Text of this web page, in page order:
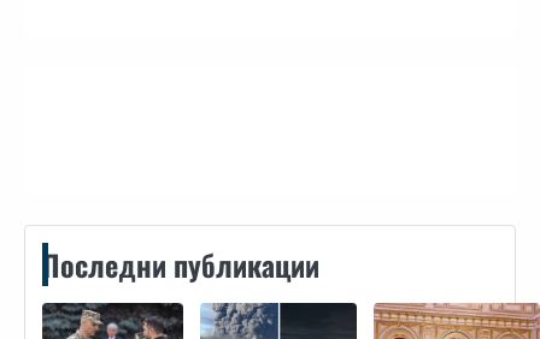
Последни публикации